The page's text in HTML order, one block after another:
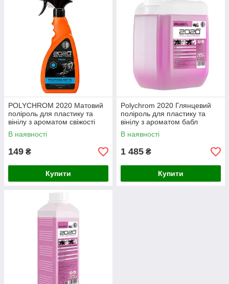
POLYCHROM 2020 Матовий
поліроль для пластику та
вінілу з ароматом свіжості
“POLYROLE MATTE”
В наявності
149 ₴
Купити
Polychrom 2020 Глянцевий
поліроль для пластику та
вінілу з ароматом бабл
гам"POLYROLE SHINE", 5л
В наявності
1 485 ₴
Купити